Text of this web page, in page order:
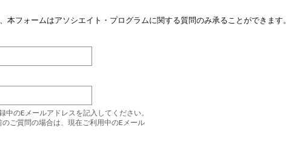
本フォームはアソシエイト・プログラムに関する質問のみ承ることができます。
のEメールアドレスを記入してください。
ご質問の場合は、現在ご利用中のEメール